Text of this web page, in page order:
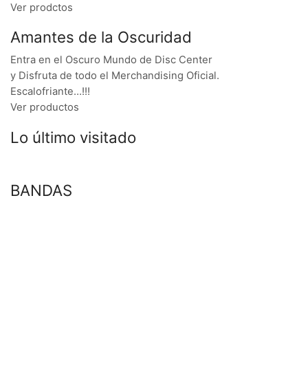
Ver prodctos
Amantes de la Oscuridad
Entra en el Oscuro Mundo de Disc Center
y Disfruta de todo el Merchandising Oficial.
Escalofriante…!!!
Ver productos
Lo último visitado
BANDAS